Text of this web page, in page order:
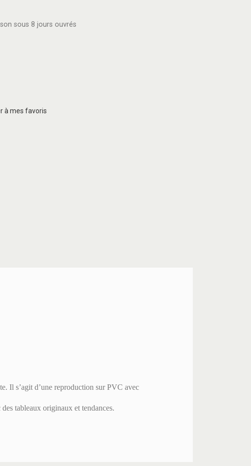
sous 8 jours ouvrés
à mes favoris
Il s’agit d’une reproduction sur PVC avec
tableaux originaux et tendances.